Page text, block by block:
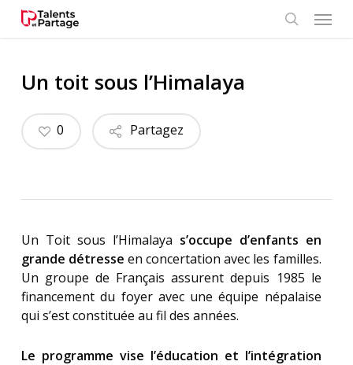
Menu
Un toit sous l’Himalaya
Partagez
0
Un Toit sous l’Himalaya s’occupe d’enfants en
grande détresse en concertation avec les familles.
Un groupe de Français assurent depuis 1985 le
financement du foyer avec une équipe népalaise
qui s’est constituée au fil des années.
Le programme vise l’éducation et l’intégration